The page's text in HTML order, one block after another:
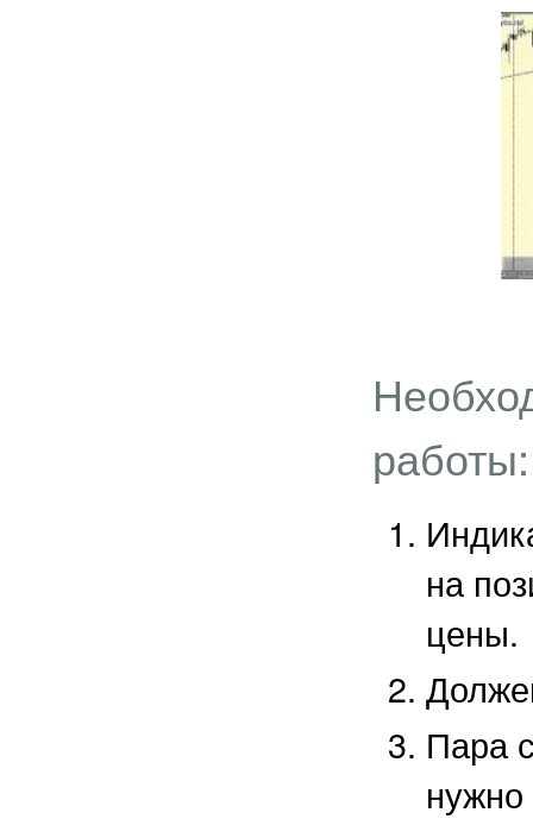
работы:
на
цены.
Пара